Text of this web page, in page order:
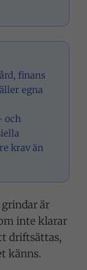
finans
egna
och
krav än
är
inte klarar
driftsättas,
känns.